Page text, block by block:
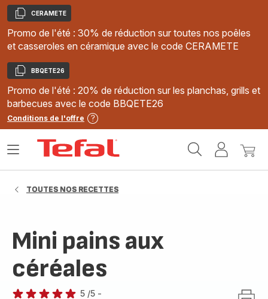
Copier
CERAMETE
Promo de l'été : 30% de réduction sur toutes nos poêles
et casseroles en céramique avec le code CERAMETE
Copier
BBQETE26
Promo de l'été : 20% de réduction sur les planchas, grills et
barbecues avec le code BBQETE26
Conditions de l'offre
MonMon
Ouvrir
TOUTES NOS RECETTES
Mini pains aux
céréales
5 /5 -